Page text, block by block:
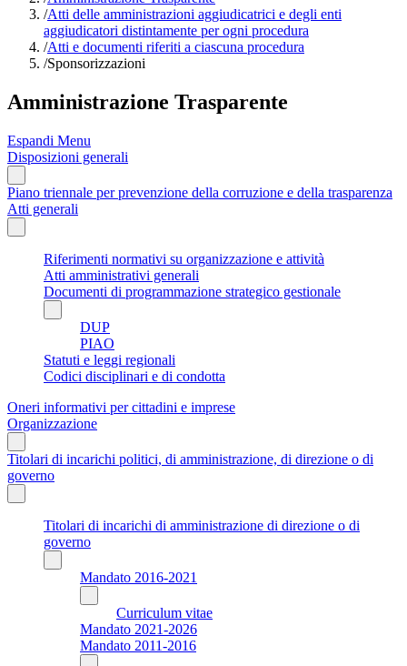
/Atti delle amministrazioni aggiudicatrici e degli enti
aggiudicatori distintamente per ogni procedura
/Atti e documenti riferiti a ciascuna procedura
/Sponsorizzazioni
Amministrazione Trasparente
Espandi Menu
Disposizioni generali
Piano triennale per prevenzione della corruzione e della trasparenza
Atti generali
Riferimenti normativi su organizzazione e attività
Atti amministrativi generali
Documenti di programmazione strategico gestionale
DUP
PIAO
Statuti e leggi regionali
Codici disciplinari e di condotta
Oneri informativi per cittadini e imprese
Organizzazione
Titolari di incarichi politici, di amministrazione, di direzione o di
governo
Titolari di incarichi di amministrazione di direzione o di
governo
Mandato 2016-2021
Curriculum vitae
Mandato 2021-2026
Mandato 2011-2016